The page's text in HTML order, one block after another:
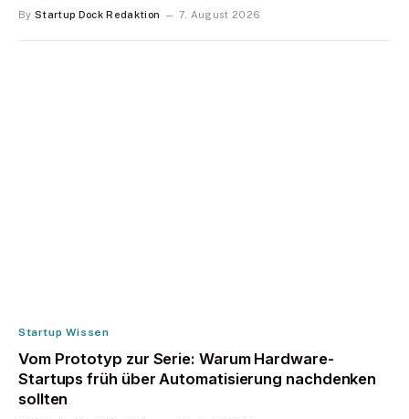
By Startup Dock Redaktion 7. August 2026
Startup Wissen
Vom Prototyp zur Serie: Warum Hardware-
Startups früh über Automatisierung nachdenken
sollten